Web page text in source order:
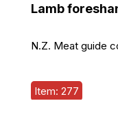
Lamb
N.Z. Meat guide
Item: 277